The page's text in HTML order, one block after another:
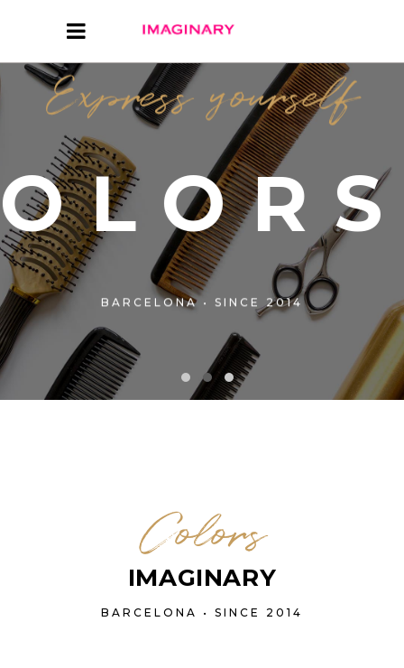
Express yourself
BARCELONA • SINCE 2014
Colors
IMAGINARY
BARCELONA • SINCE 2014